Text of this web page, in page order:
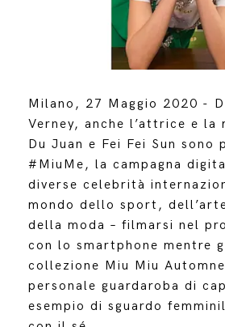
Milano, 27 Maggio 2020 -
Verney, anche l’attrice e la
Du Juan e Fei Fei Sun sono
#MiuMe, la campagna
diverse celebrità
mondo dello sport,
della moda – filmarsi nel
con lo smartphone mentre
collezione Miu Miu
personale guardaroba di
esempio di sguardo